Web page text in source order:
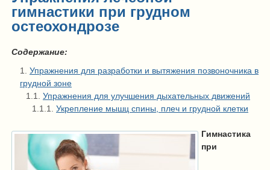
гимнастики при грудном
остеохондрозе
Содержание:
Упражнения для разработки и вытяжения позвоночника в
грудной зоне
Упражнения для улучшения дыхательных движений
Укрепление мышц спины, плеч и грудной клетки
Гимнастика
при